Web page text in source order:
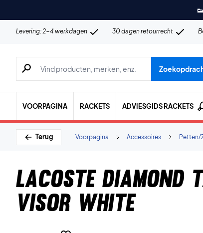
Levering: 2-4 werkdagen 30 dagen retourrecht
Zoeken naar producten, merken etc.
VOORPAGINA RACKETS ADVIESGIDS RACKETS
Terug Petten/
Accessoires
Voorpagina
Lacoste Diamond
Visor White